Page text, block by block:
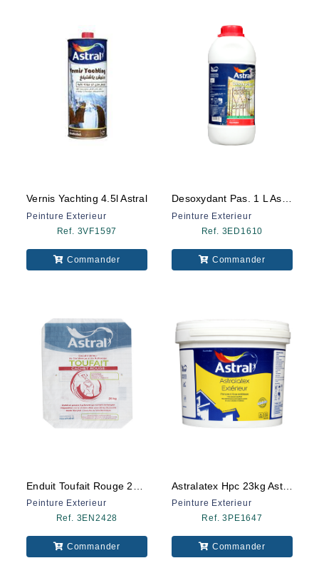
Vernis Yachting 4.5l Astral
Peinture Exterieur
Ref. 3VF1597
Commander
Peinture Exterieur
Ref. 3ED1610
Commander
Peinture Exterieur
Ref. 3EN2428
Commander
Astralatex Hpc 23kg Astral
Peinture Exterieur
Ref. 3PE1647
Commander